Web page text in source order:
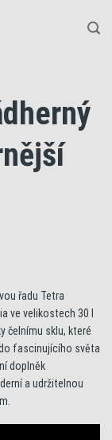
řadu Tetra
ve velikostech 30 l
čelnímu sklu, které
fascinujícího světa
doplněk
a udržitelnou